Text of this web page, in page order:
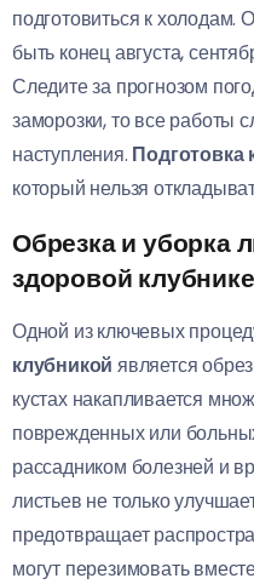
подготовиться к холодам.
быть конец августа,
Следите за прогнозом
заморозки, то все работы
наступления. Подготовка
который нельзя
Обрезка и уборка
здоровой клубнике
Одной из ключевых
клубникой является
кустах накапливается
поврежденных или
рассадником болезней и
листьев не только
предотвращает
могут перезимовать